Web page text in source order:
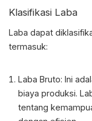
Klasifikasi Laba
Laba dapat
termasuk:
Laba Bruto: Ini
biaya produksi.
tentang